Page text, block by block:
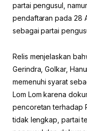
partai pengusul,
pendaftaran pada 28
sebagai partai
Relis menjelaskan
Gerindra, Golkar,
memenuhi syarat
Lom Lom karena
pencoretan terhadap
tidak lengkap, partai